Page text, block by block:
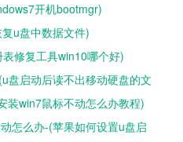
开机bootmgr)
u盘中数据文件)
修复工具win10哪个好)
盘启动后读不出移动硬盘的文
装win7鼠标不动怎么办教程)
怎么办-(苹果如何设置u盘启